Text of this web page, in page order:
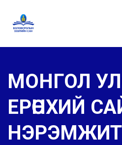
МОНГОЛ
ЕРӨНХИЙ
НЭРЭМЖИТ